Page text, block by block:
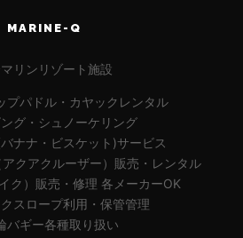
MARINE-Q
リンリゾート施設
プパドル・カヤックレンタル
グ・シュノーケリング
ナナ・ビスケット)サービス
クアクルーザー）販売・レンタル
ク）販売・修理 各メーカーOK
スロープ利用・保管管理
バギー各種取り扱い